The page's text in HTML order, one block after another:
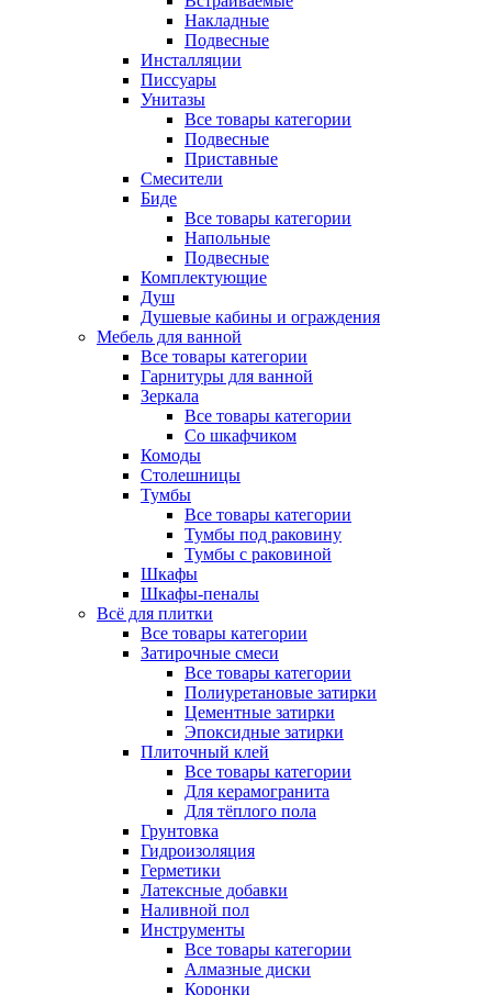
Накладные
Подвесные
Инсталляции
Писсуары
Унитазы
Все товары категории
Подвесные
Приставные
Смесители
Биде
Все товары категории
Напольные
Подвесные
Комплектующие
Душ
Душевые кабины и ограждения
Мебель для ванной
Все товары категории
Гарнитуры для ванной
Зеркала
Все товары категории
Со шкафчиком
Комоды
Столешницы
Тумбы
Все товары категории
Тумбы под раковину
Тумбы с раковиной
Шкафы
Шкафы-пеналы
Всё для плитки
Все товары категории
Затирочные смеси
Все товары категории
Полиуретановые затирки
Цементные затирки
Эпоксидные затирки
Плиточный клей
Все товары категории
Для керамогранита
Для тёплого пола
Грунтовка
Гидроизоляция
Герметики
Латексные добавки
Наливной пол
Инструменты
Все товары категории
Алмазные диски
Коронки